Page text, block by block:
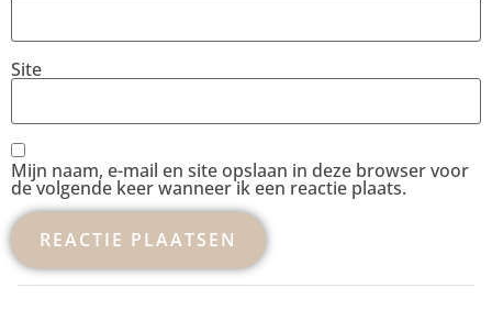
Site
Mijn naam, e-mail en site opslaan in deze browser voor
de volgende keer wanneer ik een reactie plaats.